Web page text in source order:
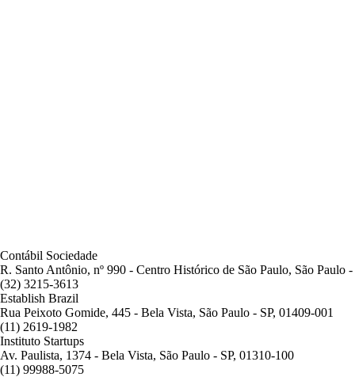
Contábil Sociedade
R. Santo Antônio, nº 990 - Centro Histórico de São Paulo, São Paulo
(32) 3215-3613
Establish Brazil
Rua Peixoto Gomide, 445 - Bela Vista, São Paulo - SP, 01409-001
(11) 2619-1982
Instituto Startups
Av. Paulista, 1374 - Bela Vista, São Paulo - SP, 01310-100
(11) 99988-5075